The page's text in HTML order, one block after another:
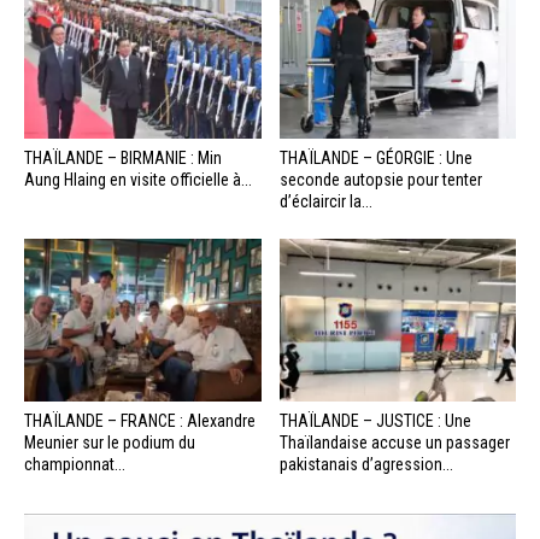
THAÏLANDE – BIRMANIE : Min
Aung Hlaing en visite officielle à...
THAÏLANDE – GÉORGIE : Une
seconde autopsie pour tenter
d’éclaircir la...
THAÏLANDE – FRANCE : Alexandre
Meunier sur le podium du
championnat...
THAÏLANDE – JUSTICE : Une
Thaïlandaise accuse un passager
pakistanais d’agression...